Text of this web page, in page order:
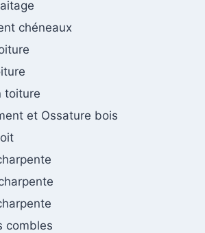
chéneaux
toiture
et Ossature bois
combles